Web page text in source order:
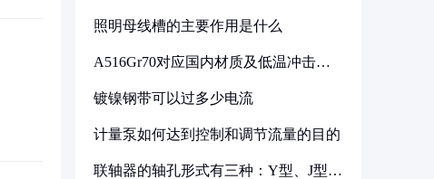
照明母线槽的主要作用是什么
A516Gr70对应国内材质及低温冲击要
镀镍钢带可以过多少电流
计量泵如何达到控制和调节流量的目的
联轴器的轴孔形式有三种：Y型、J型、